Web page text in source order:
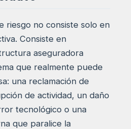
riesgo no consiste solo en
Consiste en
aseguradora
que realmente puede
una reclamación de
de actividad, un daño
tecnológico o una
que paralice la